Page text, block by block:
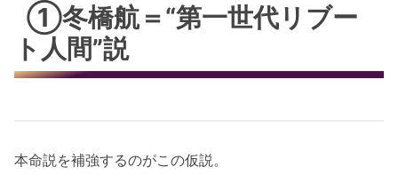
①冬橋航＝“第一世代リブー
ト人間”説
本命説を補強するのがこの仮説。